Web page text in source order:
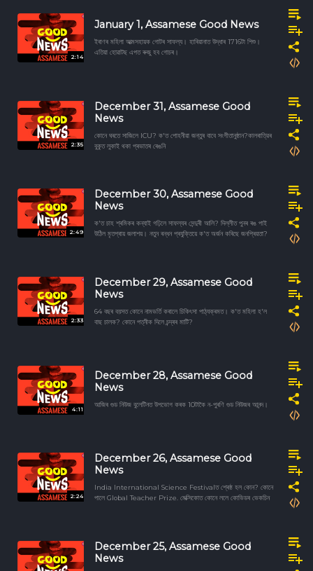
2:14
January 1, Assamese Good News
ইৰাণৰ মহিলা আত্মসহায়ক গোটৰ সাফল্য। হাৰিয়ানাত উদ্ধাৰ 1716টা শিশু।
এতিয়া হোৱাটছ এপত ৰুজু হব গোচৰ।
2:35
December 31, Assamese Good
News
কোনে ঘৰতে সাজিলে ICU? ক'ত পোহনীয়া জন্তুৰ বাবে সংগীতানুষ্ঠান?কালৰাত্রিৰ
বুকুত লুকাই থকা প্ৰভাতৰ ৰেঙনি
2:49
December 30, Assamese Good
News
ক'ত চাহ শ্ৰমিকৰ কন্যাই গঢ়িলে সাফল্যৰ সেন্দুৰী আলি? দিল্লীত পুনৰ ৰঙ পাই
উঠিল মৃতপ্ৰায় জলাশয়। নতুন ৰন্ধন প্ৰযুক্তিয়ে ক'ত অৰ্জন কৰিছে জনপ্ৰিয়তা?
2:33
December 29, Assamese Good
News
64 বছৰ বয়সত কোনে নামভৰ্তি কৰালে চিকিৎসা পাঠ্যক্ৰমত। ক'ত মহিলা হ'ল
বাছ চালক? কোনে পত্নীক দিলে চন্দ্ৰৰ মাটি?
4:11
December 28, Assamese Good
News
আজিৰ গুড নিউজ বুলেটিনত উপভোগ কৰক 10টাকৈ ন-পুৰণি গুড নিউজৰ আনন্দ।
2:24
December 26, Assamese Good
News
India International Science Festivalত শ্ৰেষ্ঠ হল কোন? কোনে
পালে Global Teacher Prize. মেক্সিকোত কোনে ললে কোভিডৰ ভেকচিন
December 25, Assamese Good
News